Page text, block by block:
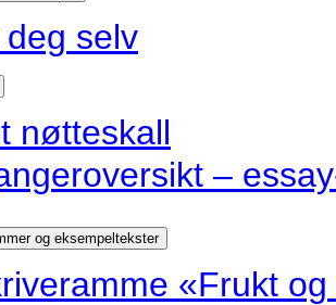
deg selv
nøtteskall
–
og eksempeltekster
«Frukt